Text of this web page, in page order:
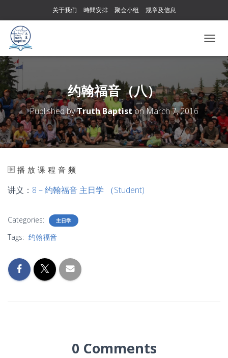
关于我们 時間安排 聚会小组 规章及信息
O
E
N
A
V
I
G
约翰福音（八）
Published byTruth BaptistonMarch 7, 2016
播放课程音频
讲义： 8 – 约翰福音 主日学 （Student)
Categories: 主日学
Tags: 约翰福音
0 Comments